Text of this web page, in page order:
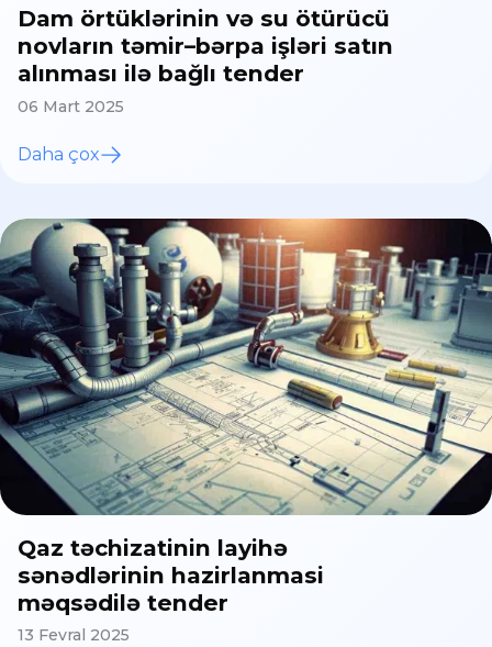
Dam örtüklərinin və su ötürücü
novların təmir–bərpa işləri satın
alınması ilə bağlı tender
06 Mart 2025
Daha çox
Qaz təchizatinin layihə
sənədlərinin hazirlanmasi
məqsədilə tender
13 Fevral 2025